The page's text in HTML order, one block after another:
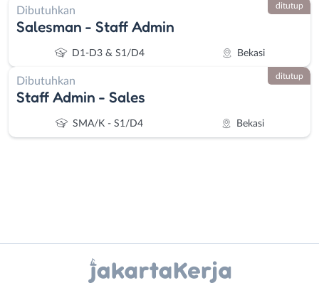
Dibutuhkan
Salesman - Staff Admin
D1-D3 & S1/D4 Bekasi
ditutup
Dibutuhkan
Staff Admin - Sales
SMA/K - S1/D4 Bekasi
ditutup
Gizi
Work)
X - Twitter Telegram
Kanal Lainnya..